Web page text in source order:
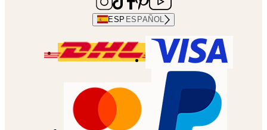
ESP ESPAÑOL